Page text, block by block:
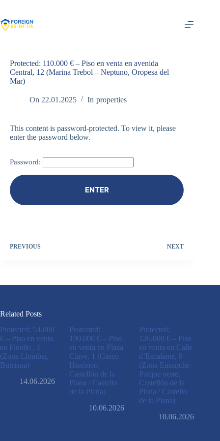
content
Protected: 110.000 € – Piso en venta en avenida
Central, 12 (Marina Trebol – Neptuno, Oropesa del
Mar)
On 22.01.2025 In properties
This content is password-protected. To view it, please
enter the password below.
Password:
PREVIOUS NEXT
Related Posts
Protected: 54.000
€ – Piso en venta
en Finello , 1
(Zona Llombai,
Burriana)
14.06.2026
Protected:
190.000 € – Piso
en venta en Plaza
Clave, 1 (Casco
Histórico,
Castellón de la
Plana / Castello
de la Plana)
10.06.2026
Protected:
126.000 € – Piso
en venta en Calle
d’Escalante, 9
(Zona Ensanche-
Parque oeste,
Castellón de la
Plana / Castello
de la Plana)
10.06.2026